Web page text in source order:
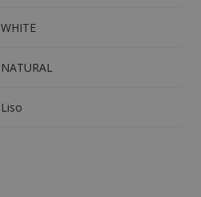
WHITE
NATURAL
Liso